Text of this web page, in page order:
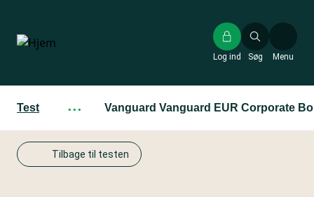
hovedindhold
Søg
Log ind Menu
Test ··· Vanguard Vanguard EUR Corporate
Tilbage til testen